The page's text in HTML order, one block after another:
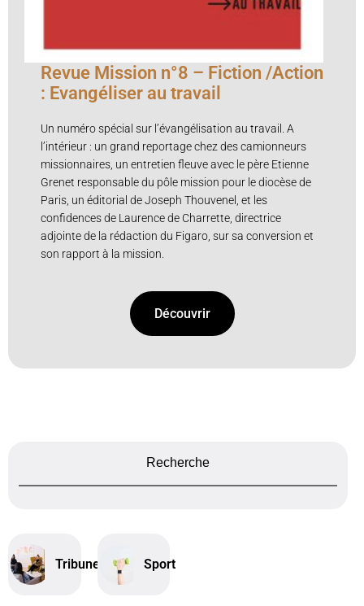
Revue Mission n°8 – Fiction /Action
: Evangéliser au travail
Un numéro spécial sur l’évangélisation au travail. A
l’intérieur : un grand reportage chez des camionneurs
missionnaires, un entretien fleuve avec le père Etienne
Grenet responsable du pôle mission pour le diocèse de
Paris, un éditorial de Joseph Thouvenel, et les
confidences de Laurence de Charrette, directrice
adjointe de la rédaction du Figaro, sur sa conversion et
son rapport à la mission.
Découvrir
Recherche
Tribune Sport